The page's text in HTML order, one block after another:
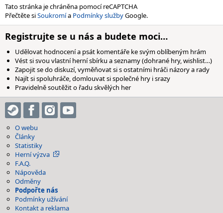
Tato stránka je chráněna pomocí reCAPTCHA
Přečtěte siSoukromía Podmínky službyGoogle.
Registrujte se u nás a budete moci…
Udělovat hodnocení a psát komentáře ke svým oblíbeným hrám
Vést si svou vlastní herní sbírku a seznamy (dohrané hry, wishlist…)
Zapojit se do diskuzí, vyměňovat si s ostatními hráči názory a rady
Najít si spoluhráče, domlouvat si společné hry i srazy
Pravidelně soutěžit o řadu skvělých her
O webu
Články
Statistiky
Herní výzva
F.A.Q.
Nápověda
Odměny
Podpořte nás
Podmínky užívání
Kontakt a reklama